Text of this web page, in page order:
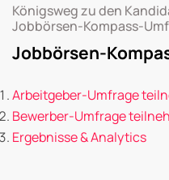
Königsweg zu den
Jobbörsen-Kompass-
Jobbörsen-
Arbeitgeber-Umfrage
Bewerber-Umfrage
Ergebnisse & Analytics